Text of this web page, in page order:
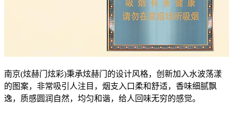
南京(炫赫门炫彩)秉承炫赫门的设计风格，创新加入水波荡漾
的图案，非常吸引人注目，烟支入口柔和舒适，香味细腻飘
逸，质感圆润自然，均匀和谐，给人回味无穷的感觉。